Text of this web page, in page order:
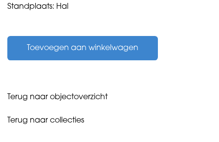
Standplaats: Hal
Tom
zonder
aantal
Toevoegen aan winkelwagen
Terug naar objectoverzicht
Terug naar collecties